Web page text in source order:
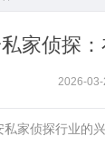
家侦探
2026-03-
私家侦探行业的